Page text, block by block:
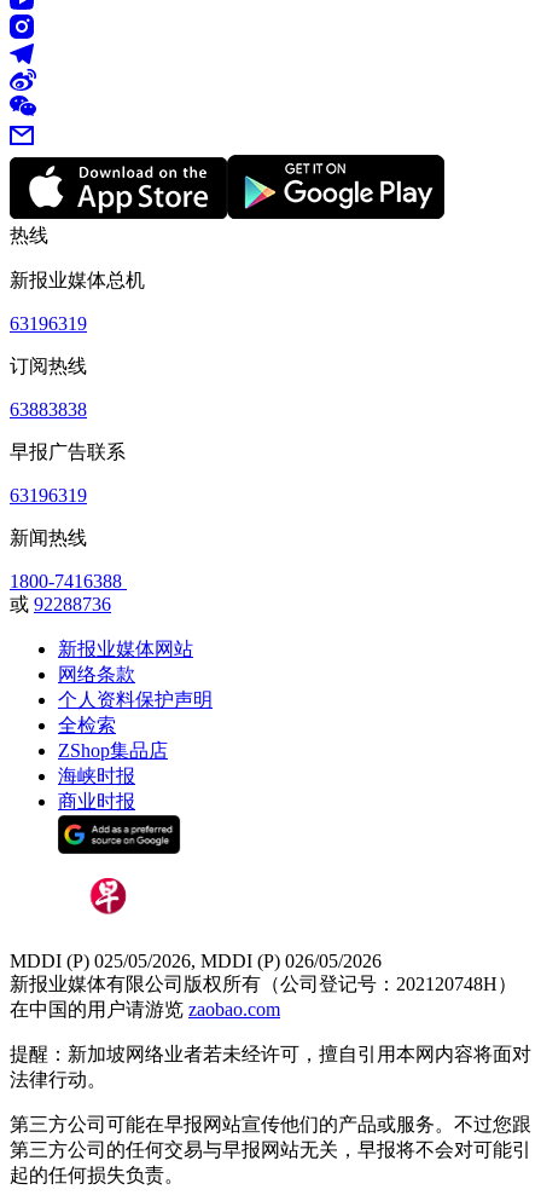
热线
新报业媒体总机
63196319
订阅热线
63883838
早报广告联系
63196319
新闻热线
1800-7416388
或 92288736
新报业媒体网站
网络条款
个人资料保护声明
全检索
ZShop集品店
海峡时报
商业时报
MDDI (P) 025/05/2026, MDDI (P) 026/05/2026
新报业媒体有限公司版权所有（公司登记号：202120748H）
在中国的用户请游览 zaobao.com
提醒：新加坡网络业者若未经许可，擅自引用本网内容将面对
法律行动。
第三方公司可能在早报网站宣传他们的产品或服务。不过您跟
第三方公司的任何交易与早报网站无关，早报将不会对可能引
起的任何损失负责。